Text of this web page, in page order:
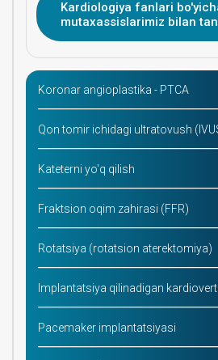
Kardiologiya fanlari
mutaxassislarimiz bilan
Koronar angioplastika - PTCA
Qon tomir ichidagi ultratovush
Kateterni yo'q qilish
Fraktsion oqim zahirasi (FFR)
Rotatsiya (rotatsion aterektomiya)
Implantatsiya qilinadigan
Pacemaker implantatsiyasi